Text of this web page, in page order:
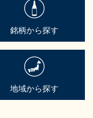
銘柄から探す
地域から探す